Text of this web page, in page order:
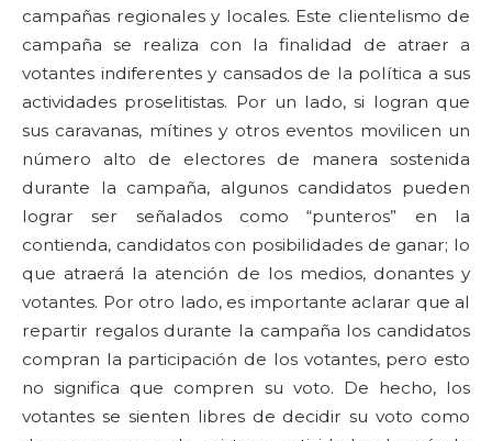
campañas regionales y locales. Este clientelismo de
campaña se realiza con la finalidad de atraer a
votantes indiferentes y cansados de la política a sus
actividades proselitistas. Por un lado, si logran que
sus caravanas, mítines y otros eventos movilicen un
número alto de electores de manera sostenida
durante la campaña, algunos candidatos pueden
lograr ser señalados como “punteros” en la
contienda, candidatos con posibilidades de ganar; lo
que atraerá la atención de los medios, donantes y
votantes. Por otro lado, es importante aclarar que al
repartir regalos durante la campaña los candidatos
compran la participación de los votantes, pero esto
no significa que compren su voto. De hecho, los
votantes se sienten libres de decidir su voto como